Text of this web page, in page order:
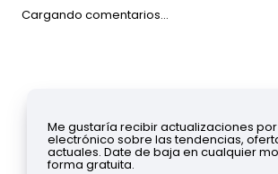
Cargando comentarios…
Me gustaría recibir actualizaciones
electrónico sobre las tendencias,
actuales. Date de baja en cualquier
forma gratuita.